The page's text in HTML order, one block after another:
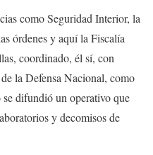
como Seguridad Interior, la
órdenes y aquí la Fiscalía
coordinado, él sí, con
la Defensa Nacional, como
difundió un operativo que
y decomisos de